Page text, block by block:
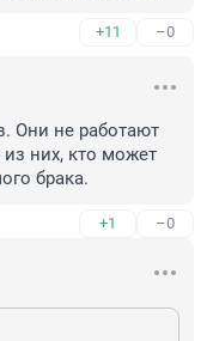
+11 –0
Они не работают
них, кто может
брака.
+1 –0